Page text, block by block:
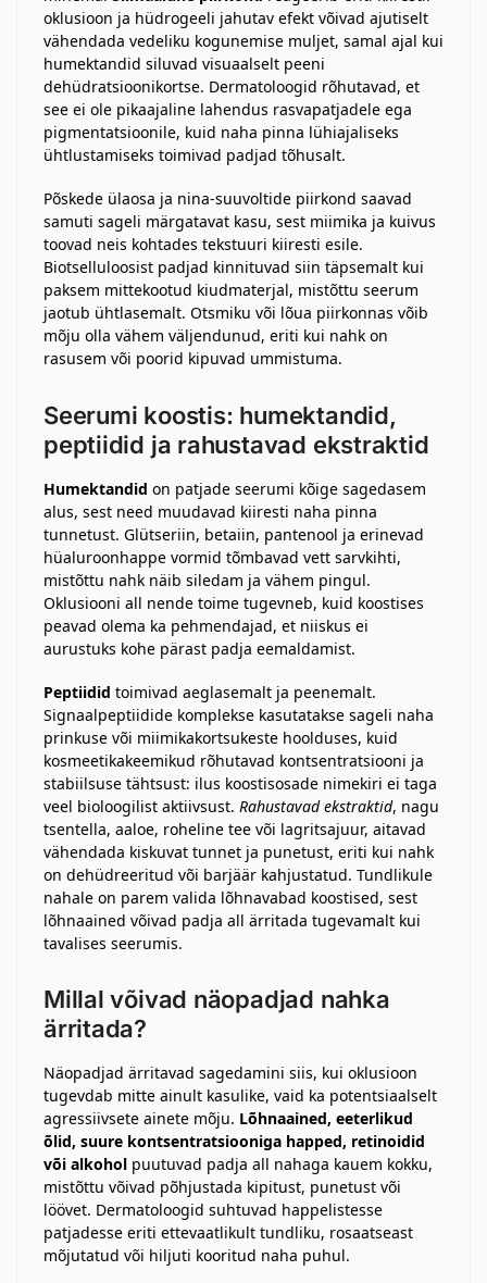
oklusioon ja hüdrogeeli jahutav efekt võivad ajutiselt
vähendada vedeliku kogunemise muljet, samal ajal kui
humektandid siluvad visuaalselt peeni
dehüdratsioonikortse. Dermatoloogid rõhutavad, et
see ei ole pikaajaline lahendus rasvapatjadele ega
pigmentatsioonile, kuid naha pinna lühiajaliseks
ühtlustamiseks toimivad padjad tõhusalt.
Põskede ülaosa ja nina-suuvoltide piirkond saavad
samuti sageli märgatavat kasu, sest miimika ja kuivus
toovad neis kohtades tekstuuri kiiresti esile.
Biotselluloosist padjad kinnituvad siin täpsemalt kui
paksem mittekootud kiudmaterjal, mistõttu seerum
jaotub ühtlasemalt. Otsmiku või lõua piirkonnas võib
mõju olla vähem väljendunud, eriti kui nahk on
rasusem või poorid kipuvad ummistuma.
Seerumi koostis: humektandid,
peptiidid ja rahustavad ekstraktid
Humektandid on patjade seerumi kõige sagedasem
alus, sest need muudavad kiiresti naha pinna
tunnetust. Glütseriin, betaiin, pantenool ja erinevad
hüaluroonhappe vormid tõmbavad vett sarvkihti,
mistõttu nahk näib siledam ja vähem pingul.
Oklusiooni all nende toime tugevneb, kuid koostises
peavad olema ka pehmendajad, et niiskus ei
aurustuks kohe pärast padja eemaldamist.
Peptiidid toimivad aeglasemalt ja peenemalt.
Signaalpeptiidide komplekse kasutatakse sageli naha
prinkuse või miimikakortsukeste hoolduses, kuid
kosmeetikakeemikud rõhutavad kontsentratsiooni ja
stabiilsuse tähtsust: ilus koostisosade nimekiri ei taga
veel bioloogilist aktiivsust. Rahustavad ekstraktid, nagu
tsentella, aaloe, roheline tee või lagritsajuur, aitavad
vähendada kiskuvat tunnet ja punetust, eriti kui nahk
on dehüdreeritud või barjäär kahjustatud. Tundlikule
nahale on parem valida lõhnavabad koostised, sest
lõhnaained võivad padja all ärritada tugevamalt kui
tavalises seerumis.
Millal võivad näopadjad nahka
ärritada?
Näopadjad ärritavad sagedamini siis, kui oklusioon
tugevdab mitte ainult kasulike, vaid ka potentsiaalselt
agressiivsete ainete mõju. Lõhnaained, eeterlikud
õlid, suure kontsentratsiooniga happed, retinoidid
või alkohol puutuvad padja all nahaga kauem kokku,
mistõttu võivad põhjustada kipitust, punetust või
löövet. Dermatoloogid suhtuvad happelistesse
patjadesse eriti ettevaatlikult tundliku, rosaatseast
mõjutatud või hiljuti kooritud naha puhul.